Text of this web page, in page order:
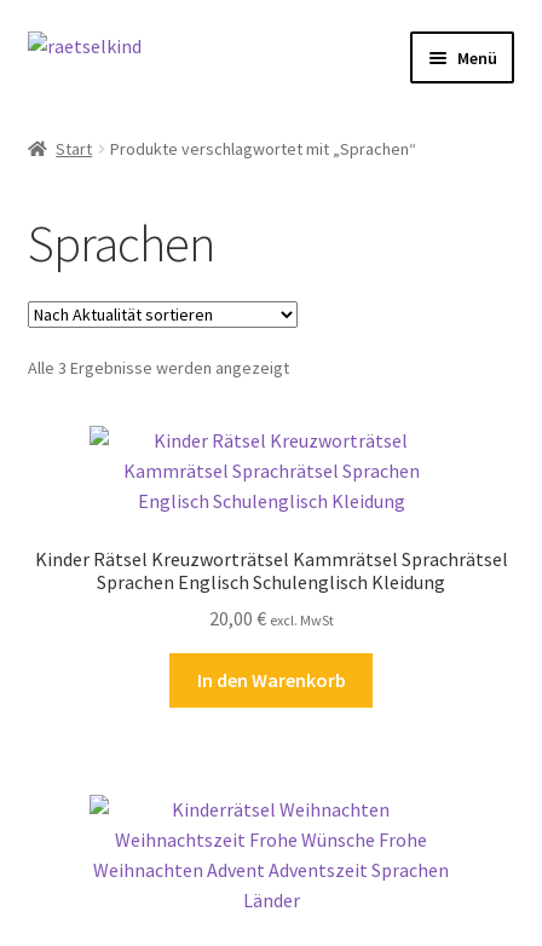
Zur
Zum
Menü
Cookie-Richtlinie (EU)
Datenschutzbelehrung
Echtheit von Bewertungen
Kasse
Über Rätselkind
Start Produkte verschlagwortet mit „Sprachen“
Sprachen
Alle 3 Ergebnisse werden angezeigtNach
Kinder Rätsel Kreuzworträtsel Kammrätsel Sprachrätsel
Sprachen Englisch Schulenglisch Kleidung
20,00 € excl. MwSt
In den Warenkorb